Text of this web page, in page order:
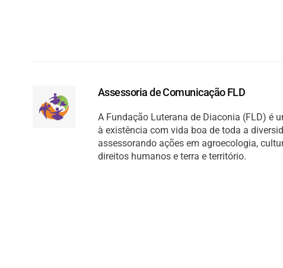
Assessoria de Comunicação FLD
A Fundação Luterana de Diaconia (FLD) é
à existência com vida boa de toda a
assessorando ações em agroecologia,
direitos humanos e terra e território.